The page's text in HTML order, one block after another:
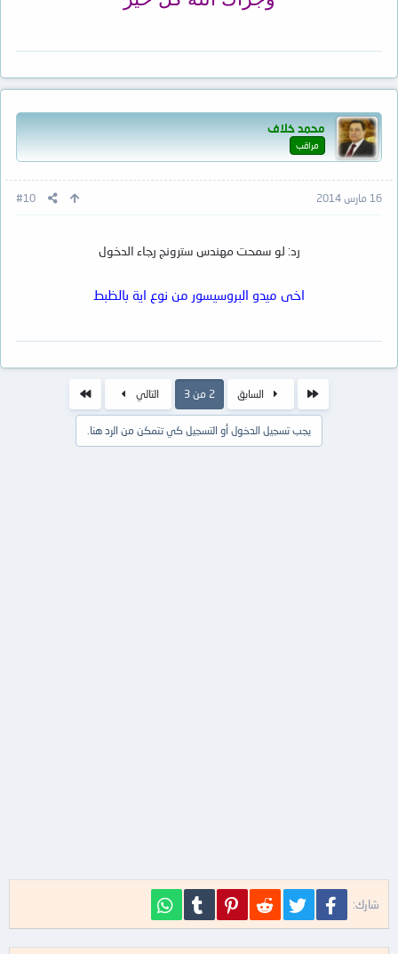
محمد خلاف
مراقب
16 مارس 2014 #10
رد: لو سمحت مهندس سترونج رجاء الدخول
اخى ميدو البروسيسور من نوع اية بالظبط
السابق 2 من 3 التالي
يجب تسجيل الدخول أو التسجيل كي تتمكن من الرد هنا.
شارك: فيسبوك تويتر Reddit
Pinterest
Tumblr